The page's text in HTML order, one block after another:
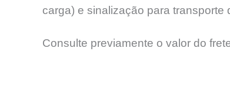
carga) e sinalização para
Consulte previamente o valor do